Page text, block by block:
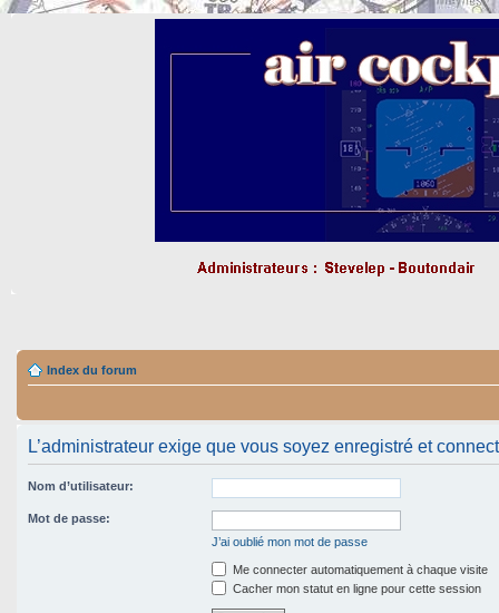
Index du forum
L’administrateur exige que vous soyez enregistré et
Nom d’utilisateur:
Mot de passe:
J’ai oublié mon mot de passe
Me connecter automatiquement à chaque visite
Cacher mon statut en ligne pour cette session